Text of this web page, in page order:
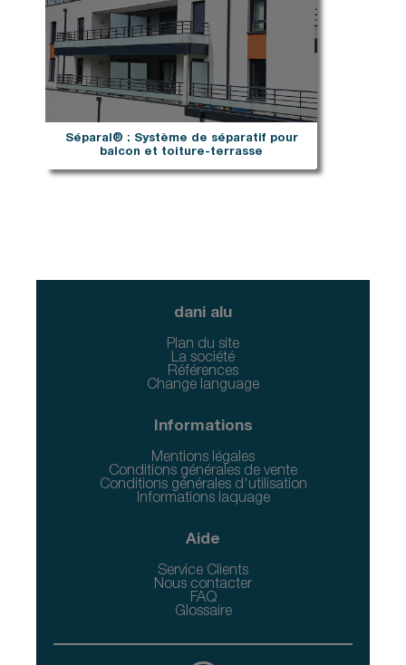
Séparal® : Système de séparatif pour
balcon et toiture-terrasse
dani alu
Plan du site
La société
Références
Change language
Informations
Mentions légales
Conditions générales de vente
Conditions générales d'utilisation
Informations laquage
Aide
Service Clients
Nous contacter
FAQ
Glossaire